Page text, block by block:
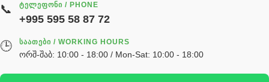
реек
სხადასხვა
📞 ᲢᲔᲚᲔᲤᲝᲜᲘ / PHONE
+995 595 58 87 72
🕒 ᲡᲐᲐᲗᲔᲑᲘ / WORKING HOURS
ორშ-შაბ: 10:00 - 18:00 / Mon-Sat: 10:00 - 18:00